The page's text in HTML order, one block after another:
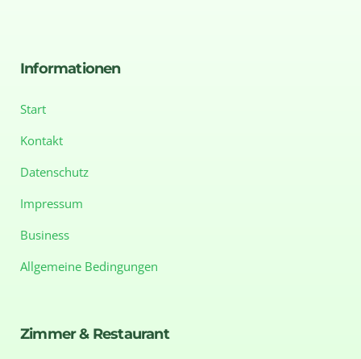
Informationen
Start
Kontakt
Datenschutz
Impressum
Business
Allgemeine Bedingungen
Zimmer & Restaurant